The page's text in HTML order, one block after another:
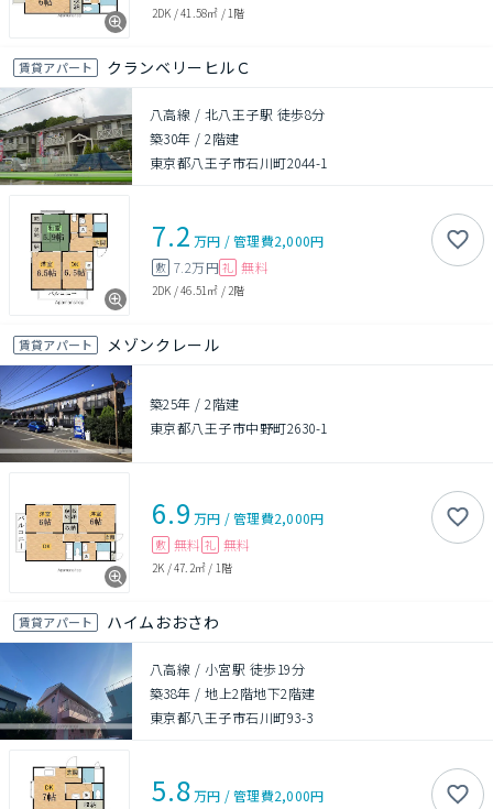
2DK /41.58㎡ / 1階
賃貸アパート クランベリーヒルＣ
八高線 / 北八王子駅 徒歩8分
築30年 /2階建
東京都八王子市石川町2044-1
7.2 万円 /管理費2,000円
敷 7.2万円 礼 無料
2DK /46.51㎡ / 2階
賃貸アパート メゾンクレール
築25年 /2階建
東京都八王子市中野町2630-1
6.9 万円 /管理費2,000円
敷 無料 礼 無料
2K /47.2㎡ / 1階
賃貸アパート ハイムおおさわ
八高線 / 小宮駅 徒歩19分
築38年 /地上2階地下2階建
東京都八王子市石川町93-3
5.8万円 /管理費2,000円